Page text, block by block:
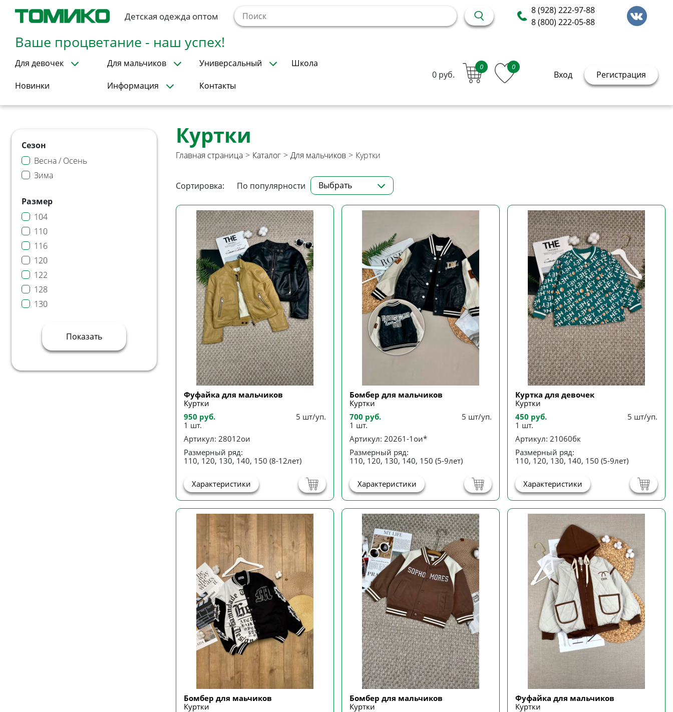
Детская одежда оптом
8 (928) 222-97-88
8 (800) 222-05-88
Ваше процветание - наш успех!
Для девочек Для мальчиков Универсальный Школа
Новинки Информация Контакты
0 руб.
0 0
Вход Регистрация
Сезон
Весна / Осень
Зима
Размер
104
110
116
120
122
128
130
140
146
Показать
Куртки
Главная страница > Каталог > Для мальчиков > Куртки
Сортировка: По популярности Выбрать
Фуфайка для мальчиков
Куртки
950 руб.
1 шт.
5 шт/уп.
Артикул: 28012ои
Размерный ряд:
110, 120, 130, 140, 150 (8-12лет)
Характеристики
Бомбер для мальчиков
Куртки
700 руб.
1 шт.
5 шт/уп.
Артикул: 20261-1ои*
Размерный ряд:
110, 120, 130, 140, 150 (5-9лет)
Характеристики
Куртка для девочек
Куртки
450 руб.
1 шт.
5 шт/уп.
Артикул: 21060бк
Размерный ряд:
110, 120, 130, 140, 150 (5-9лет)
Характеристики
Бомбер для маьчиков
Куртки
Бомбер для мальчиков
Куртки
Фуфайка для мальчиков
Куртки